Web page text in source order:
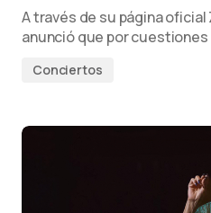
A través de su página
anunció que por
Conciertos